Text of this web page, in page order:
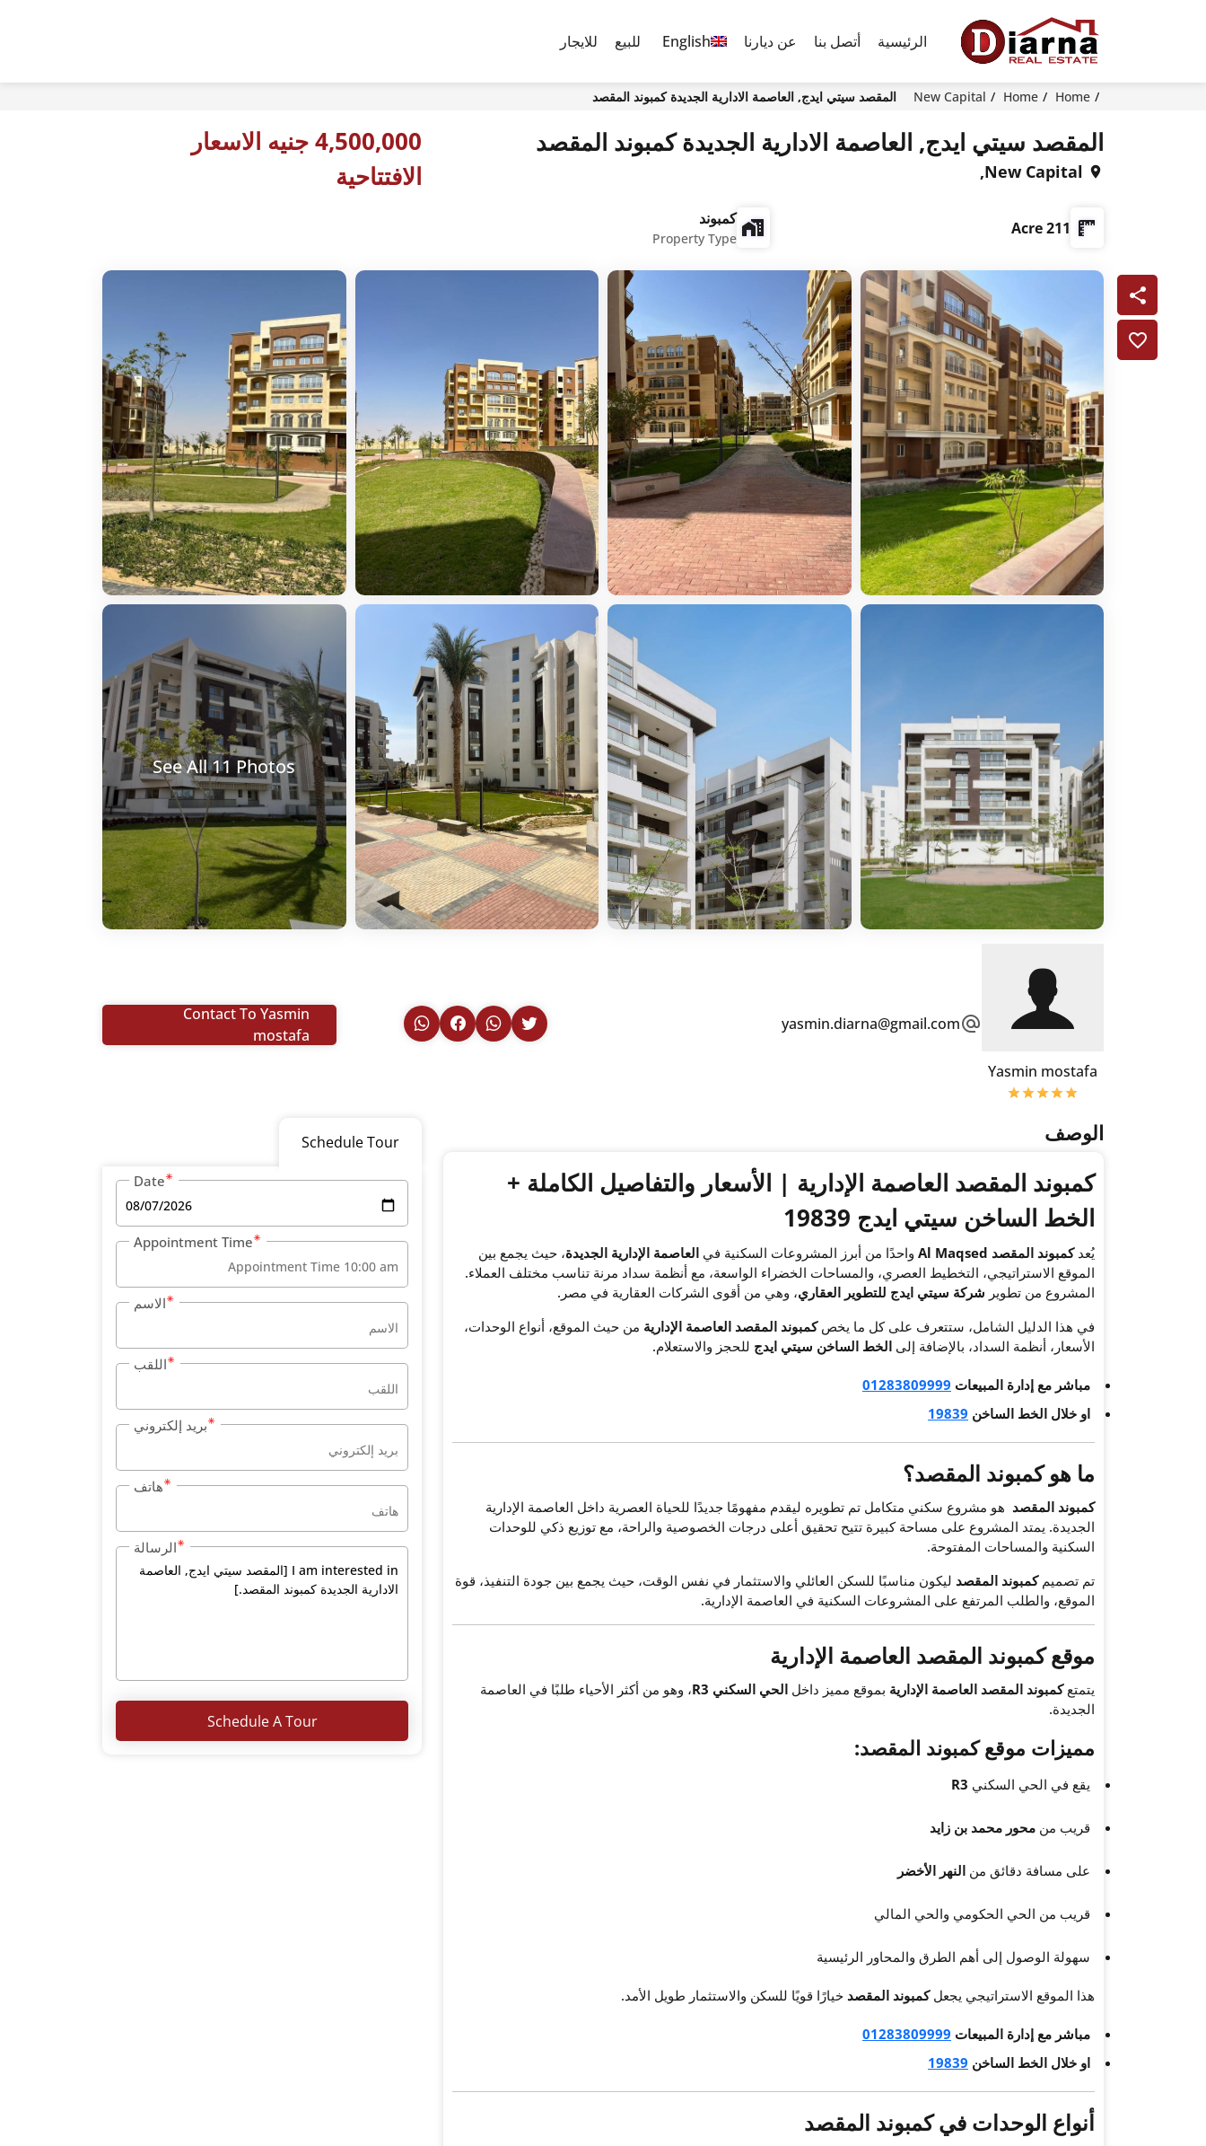
الرئيسية أتصل بنا عن ديارنا English للبيع للايجار
Home
Home
New Capital المقصد سيتي ايدج, العاصمة الادارية الجديدة كمبوند المقصد
المقصد سيتي ايدج, العاصمة الادارية الجديدة كمبوند المقصد
New Capital,
4,500,000 جنيه الاسعار
الافتتاحية
211 Acre كمبوند
Property Type
See All 11 Photos
Yasmin mostafa
yasmin.diarna@gmail.com
Contact To Yasmin
mostafa
الوصف
كمبوند المقصد العاصمة الإدارية | الأسعار والتفاصيل الكاملة +
الخط الساخن سيتي ايدج 19839
يُعدكمبوند المقصد Al Maqsed واحدًا من أبرز المشروعات السكنية في العاصمة الإدارية الجديدة، حيث يجمع بين
الموقع الاستراتيجي، التخطيط العصري، والمساحات الخضراء الواسعة، مع أنظمة سداد مرنة تناسب مختلف العملاء.
المشروع من تطوير شركة سيتي ايدج للتطوير العقاري، وهي من أقوى الشركات العقارية في مصر.
في هذا الدليل الشامل، ستتعرف على كل ما يخصكمبوند المقصد العاصمة الإدارية من حيث الموقع، أنواع الوحدات،
الأسعار، أنظمة السداد، بالإضافة إلى الخط الساخن سيتي ايدج للحجز والاستعلام.
مباشر مع إدارة المبيعات 01283809999
او خلال الخط الساخن 19839
ما هو كمبوند المقصد؟
كمبوند المقصد هو مشروع سكني متكامل تم تطويره ليقدم مفهومًا جديدًا للحياة العصرية داخل العاصمة الإدارية
الجديدة. يمتد المشروع على مساحة كبيرة تتيح تحقيق أعلى درجات الخصوصية والراحة، مع توزيع ذكي للوحدات
السكنية والمساحات المفتوحة.
تم تصميمكمبوند المقصد ليكون مناسبًا للسكن العائلي والاستثمار في نفس الوقت، حيث يجمع بين جودة التنفيذ، قوة
الموقع، والطلب المرتفع على المشروعات السكنية في العاصمة الإدارية.
موقع كمبوند المقصد العاصمة الإدارية
يتمتعكمبوند المقصد العاصمة الإدارية بموقع مميز داخل الحي السكني R3
، وهو من أكثر الأحياء طلبًا في العاصمة
الجديدة.
مميزات موقع كمبوند المقصد:
يقع في الحي السكني R3
قريب من محور محمد بن زايد
على مسافة دقائق من النهر الأخضر
قريب من الحي الحكومي والحي المالي
سهولة الوصول إلى أهم الطرق والمحاور الرئيسية
هذا الموقع الاستراتيجي يجعلكمبوند المقصد خيارًا قويًا للسكن والاستثمار طويل الأمد.
مباشر مع إدارة المبيعات 01283809999
او خلال الخط الساخن 19839
أنواع الوحدات في كمبوند المقصد
Schedule Tour
Date
Appointment Time
الاسم
اللقب
بريد إلكتروني
هاتف
الرسالة
Schedule A Tour